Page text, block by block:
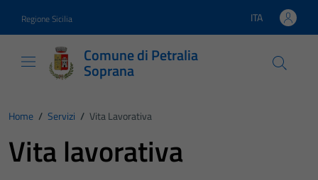
Regione Sicilia Lingua attiva:
ITA
Comune di Petralia
Soprana
Home / Servizi / Vita Lavorativa
Vita lavorativa